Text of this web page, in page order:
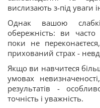
вислизають з-під уваги
Однак вашою
обережність: ви
поки не
прихований страх -
Якщо ви навчитеся
умовах
результатів -
точність і уважність.